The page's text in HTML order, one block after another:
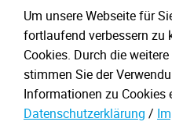
Kontakt
Sitemap
Impressum
Datenschutz
Um unsere Webseite für
fortlaufend verbessern zu
Cookies. Durch die
stimmen Sie der
Informationen zu Cookies
Datenschutzerklärung /